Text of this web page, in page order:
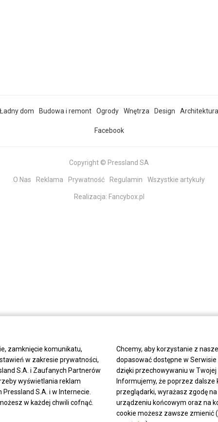
Ładny dom Budowa i remont Ogrody Wnętrza Design Architektura
Facebook
Copyright © Pressland SA
O Nas Reklama Prywatność Regulamin Wszystkie artykuły
Realizacja: Fancybox.pl
zamknięcie komunikatu,
w zakresie prywatności,
S.A. i Zaufanych Partnerów
wyświetlania reklam
S.A. i w Internecie.
w każdej chwili cofnąć.
Chcemy, aby korzystanie z
dopasować dostępne w
dzięki przechowywaniu w
Informujemy, że poprzez
przeglądarki, wyrażasz zgodę
urządzeniu końcowym oraz na
cookie możesz zawsze zmienić